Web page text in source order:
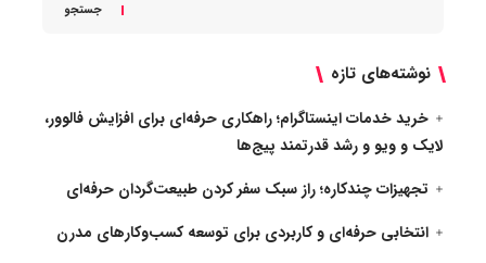
جستجو
نوشته‌های تازه
خرید خدمات اینستاگرام؛ راهکاری حرفه‌ای برای افزایش فالوور،
لایک و ویو و رشد قدرتمند پیج‌ها
تجهیزات چندکاره؛ راز سبک سفر کردن طبیعت‌گردان حرفه‌ای
انتخابی حرفه‌ای و کاربردی برای توسعه کسب‌وکارهای مدرن